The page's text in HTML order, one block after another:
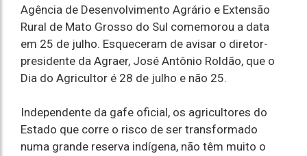
Agência de Desenvolvimento Agrário e Extensão
Rural de Mato Grosso do Sul comemorou a data
em 25 de julho. Esqueceram de avisar o diretor-
presidente da Agraer, José Antônio Roldão, que o
Dia do Agricultor é 28 de julho e não 25.
Independente da gafe oficial, os agricultores do
Estado que corre o risco de ser transformado
numa grande reserva indígena, não têm muito o